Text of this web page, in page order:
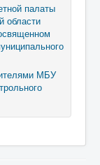
палаты
области
МБУ